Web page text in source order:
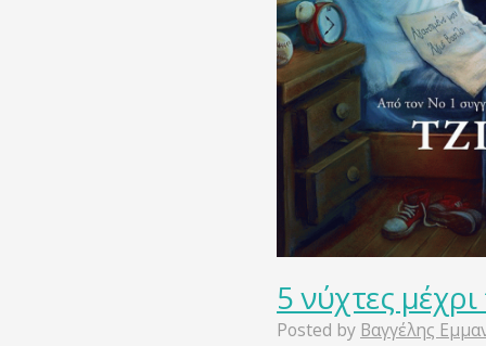
5 νύχτες
Posted by Βαγγέλης